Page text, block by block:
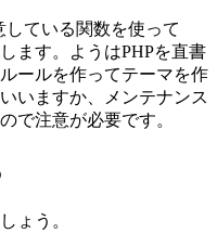
している関数を使って
ます。ようはPHPを直書
ールを作ってテーマを作
いますか、メンテナンス
で注意が必要です。
ょう。